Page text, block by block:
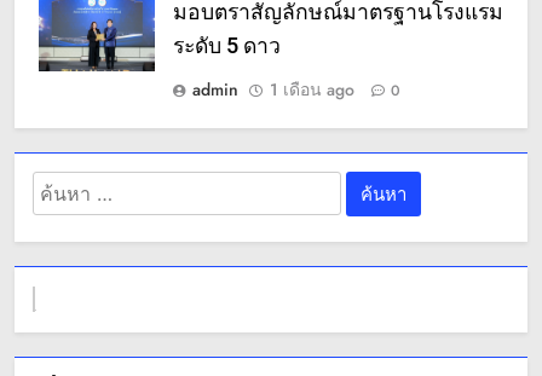
มอบตราสัญลักษณ์มาตรฐานโรงแรม
ระดับ 5 ดาว
admin
1 เดือน ago 0
ค้นหา
สำหรับ: